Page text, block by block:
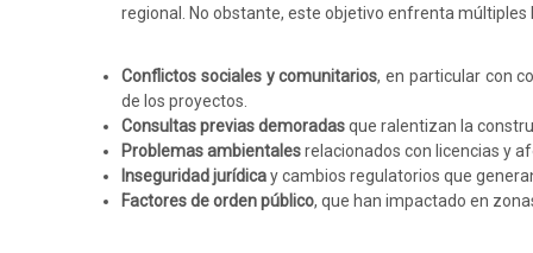
regional. No obstante, este objetivo enfrenta múltiples
Conflictos sociales y comunitarios, en particular con
de los proyectos.
Consultas previas demoradasque ralentizan la
Problemas ambientalesrelacionados con licencias y
Inseguridad jurídicay cambios regulatorios que
Factores de orden público, que han impactado en